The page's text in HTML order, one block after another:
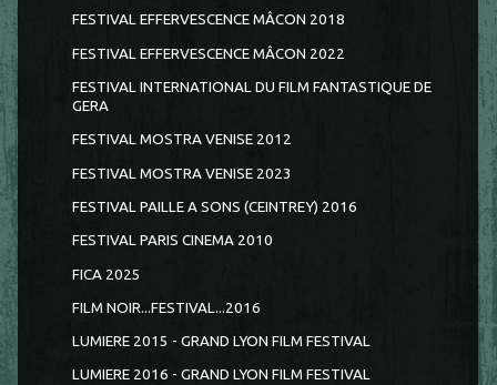
FESTIVAL EFFERVESCENCE MÂCON 2018
FESTIVAL EFFERVESCENCE MÂCON 2022
FESTIVAL INTERNATIONAL DU FILM FANTASTIQUE DE
GERA
FESTIVAL MOSTRA VENISE 2012
FESTIVAL MOSTRA VENISE 2023
FESTIVAL PAILLE A SONS (CEINTREY) 2016
FESTIVAL PARIS CINEMA 2010
FICA 2025
FILM NOIR...FESTIVAL...2016
LUMIERE 2015 - GRAND LYON FILM FESTIVAL
LUMIERE 2016 - GRAND LYON FILM FESTIVAL